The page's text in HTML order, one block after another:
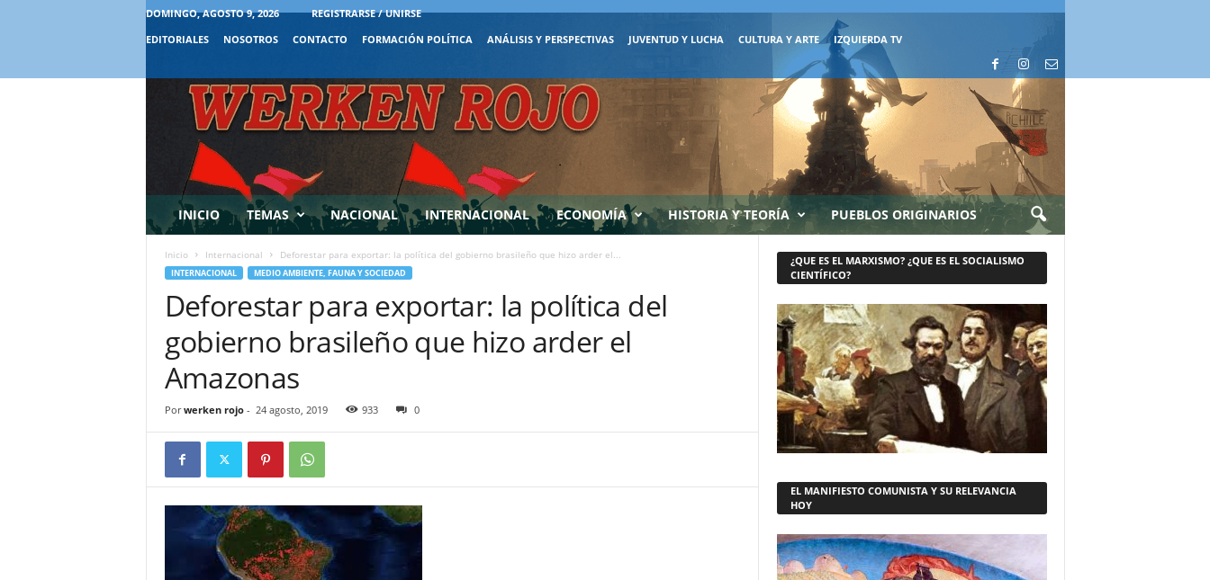
DOMINGO, AGOSTO 9, 2026
REGISTRARSE / UNIRSE
EDITORIALES
NOSOTROS CONTACTO FORMACIÓN POLÍTICA ANÁLISIS Y PERSPECTIVAS JUVENTUD Y LUCHA CULTURA Y ARTE IZQUIERDA TV
INICIO TEMAS NACIONAL INTERNACIONAL ECONOMÍA HISTORIA Y TEORÍA PUEBLOS ORIGINARIOS
Inicio Internacional Deforestar para exportar: la política del gobierno brasileño que hizo arder el...
INTERNACIONAL MEDIO AMBIENTE, FAUNA Y SOCIEDAD
Deforestar para exportar: la política del
gobierno brasileño que hizo arder el
Amazonas
Por werken rojo- 24 agosto, 2019 933 0
¿QUE ES EL MARXISMO? ¿QUE ES EL SOCIALISMO
CIENTÍFICO?
EL MANIFIESTO COMUNISTA Y SU RELEVANCIA
HOY